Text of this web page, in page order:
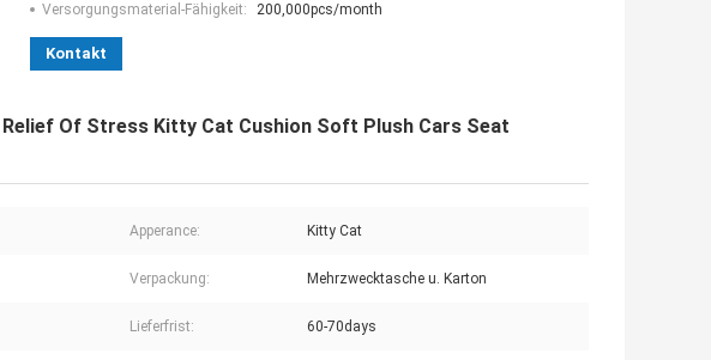
Versorgungsmaterial-Fähigkeit:
200,000pcs/month
Kontakt
Of Stress Kitty Cat Cushion Soft Plush Cars Seat
Apperance: Kitty Cat
Verpackung: Mehrzwecktasche u. Karton
Lieferfrist: 60-70days